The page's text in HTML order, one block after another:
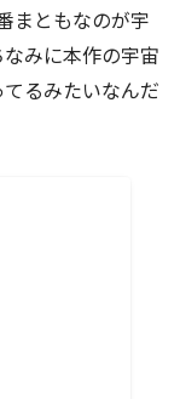
まともなのが宇
みに本作の宇宙
るみたいなんだ